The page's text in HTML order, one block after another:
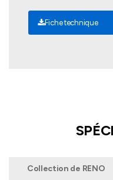
Fiche technique
Collection de RENO